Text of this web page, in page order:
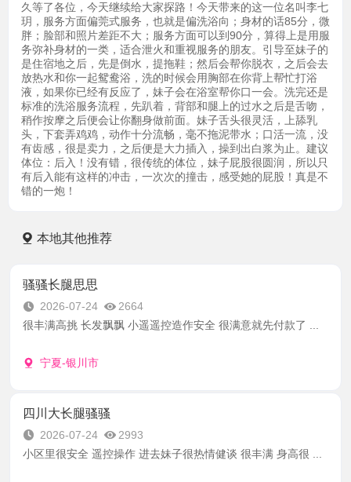
久等了各位，今天继续给大家探路！今天带来的这一位名叫李七
玥，服务方面偏莞式服务，也就是偏洗浴向；身材的话85分，微
胖；脸部和照片差距不大；服务方面可以到90分，算得上是用服
务弥补身材的一类，适合泄火和重视服务的朋友。引导至妹子的
是住宿地之后，先是倒水，提拖鞋；然后会帮你脱衣，之后会去
放热水和你一起鸳鸯浴，洗的时候会用胸部在你背上帮忙打浴
液，如果你已经有反应了，妹子会在浴室帮你口一会。洗完还是
标准的洗浴服务流程，先趴着，背部和腿上的过水之后是舌吻，
稍作按摩之后便会让你翻身做前面。妹子舌头很灵活，上舔乳
头，下套弄鸡鸡，动作十分流畅，毫不拖泥带水；口活一流，没
有齿感，很是卖力，之后便是大力插入，操到出白浆为止。建议
体位：后入！没有错，很传统的体位，妹子屁股很圆润，所以只
有后入能有这样的冲击，一次次的撞击，感受她的屁股！真是不
错的一炮！
本地其他推荐
骚骚长腿思思
2026-07-24
2664
很丰满高挑 长发飘飘 小遥遥控造作安全 很满意就先付款了 ...
宁夏-银川市
四川大长腿骚骚
2026-07-24
2993
小区里很安全 遥控操作 进去妹子很热情健谈 很丰满 身高很 ...